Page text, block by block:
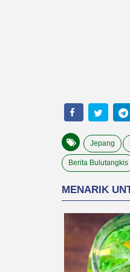
Jepang
Berita Bulutangkis